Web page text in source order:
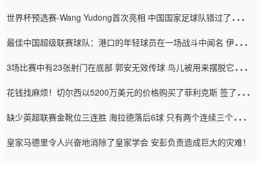
世界杯预选赛-Wang Yudong首次亮相 中国国家足球队错过了世界
最佳中国超级联赛球队：港口的年轻球员在一场战斗中闻名 伊万放
3场比赛中有23张射门在底部 郭安无效传球 鸟儿被用来摆脱它
花钱找麻烦！切尔西以5200万美元的价格购买了菲利克斯 签了7年
缺少英超联赛金靴位三连胜 海拉德落后6球 只有两个连续三个连续
皇家马德里令人兴奋地消除了皇家学会 安彭负责造成巨大的灾难！